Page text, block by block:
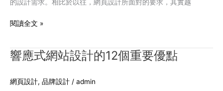
的設計需求。相比於以往，網頁設計所面對的要求，其實越
設
流
趨
勢
得
閱讀全文 »
響應式網站設計的12個重要優點
網頁設計, 品牌設計 / admin
響
網